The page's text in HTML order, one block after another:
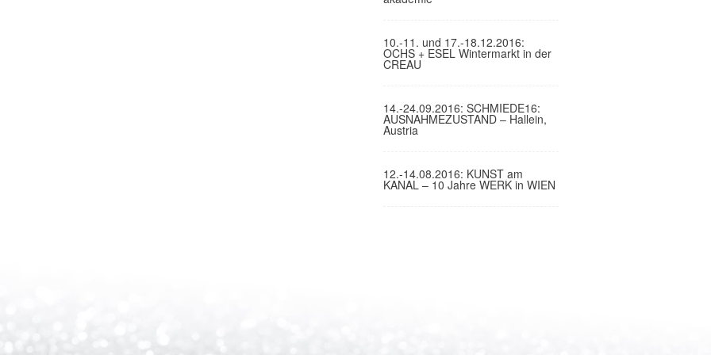
10.-11. und 17.-18.12.2016:
OCHS + ESEL Wintermarkt in der
CREAU
14.-24.09.2016: SCHMIEDE16:
AUSNAHMEZUSTAND – Hallein,
Austria
12.-14.08.2016: KUNST am
KANAL – 10 Jahre WERK in WIEN